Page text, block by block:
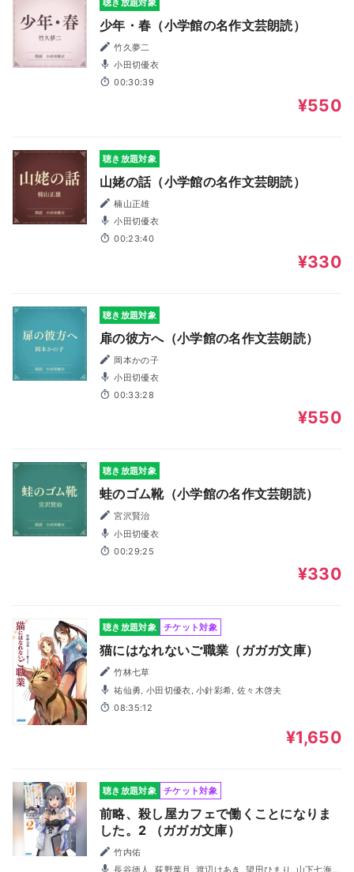
少年・春（小学館の名作文芸朗読）
竹久夢二
小田切優衣
00:30:39
¥550
聴き放題対象
山姥の話（小学館の名作文芸朗読）
楠山正雄
小田切優衣
00:23:40
¥330
聴き放題対象
扉の彼方へ（小学館の名作文芸朗読）
岡本かの子
小田切優衣
00:33:28
¥550
聴き放題対象
蛙のゴム靴（小学館の名作文芸朗読）
宮沢賢治
小田切優衣
00:29:25
¥330
聴き放題対象 チケット対象
猫にはなれないご職業（ガガガ文庫）
竹林七草
祐仙勇, 小田切優衣, 小針彩希, 佐々木啓夫
08:35:12
¥1,650
聴き放題対象 チケット対象
前略、殺し屋カフェで働くことになりま
した。2 （ガガガ文庫）
竹内佑
長谷徳人, 荻野葉月, 渡辺けあき, 望田ひまり, 山下七海,